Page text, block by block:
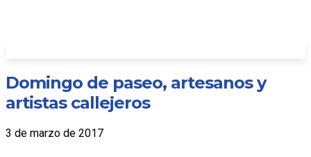
Domingo de paseo, artesanos y
artistas callejeros
3 de marzo de 2017